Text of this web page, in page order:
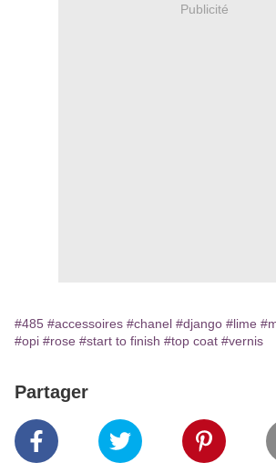
Publicité
#485 #accessoires #chanel #django #lime
#opi #rose #start to finish #top coat #vernis
Partager